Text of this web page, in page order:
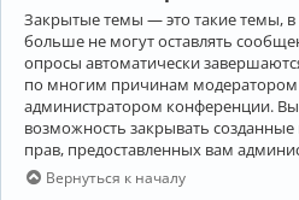
Закрытые темы — это такие темы,
больше не могут оставлять
опросы автоматически
по многим причинам
администратором конференции.
возможность закрывать
прав, предоставленных вам
Вернуться к началу